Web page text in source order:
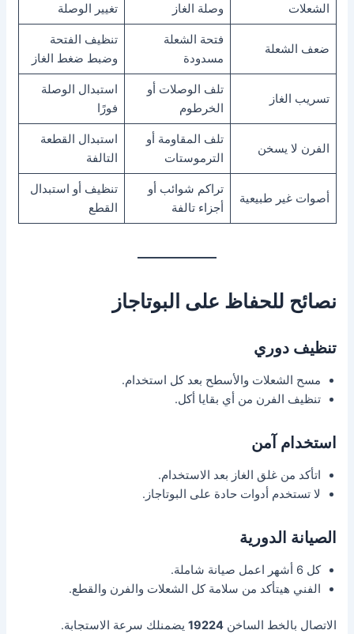
الشعلات
وصلة الغاز
تغيير الوصلة
ضعف الشعلة
فتحة الشعلة
مسدودة
تنظيف الفتحة
وضبط ضغط الغاز
تسريب الغاز
تلف الوصلات أو
الخرطوم
استبدال الوصلة
فورًا
الفرن لا يسخن
تلف المقاومة أو
الترموستات
استبدال القطعة
التالفة
أصوات غير طبيعية
تراكم شوائب أو
أجزاء تالفة
تنظيف أو استبدال
القطع
نصائح للحفاظ على البوتاجاز
تنظيف دوري
مسح الشعلات والأسطح بعد كل استخدام.
تنظيف الفرن من أي بقايا أكل.
استخدام آمن
اتأكد من غلق الغاز بعد الاستخدام.
لا تستخدم أدوات حادة على البوتاجاز.
الصيانة الدورية
كل 6 أشهر اعمل صيانة شاملة.
الفني هيتأكد من سلامة كل الشعلات والفرن والقطع.
الاتصال بالخط الساخن19224 يضمنلك سرعة الاستجابة.